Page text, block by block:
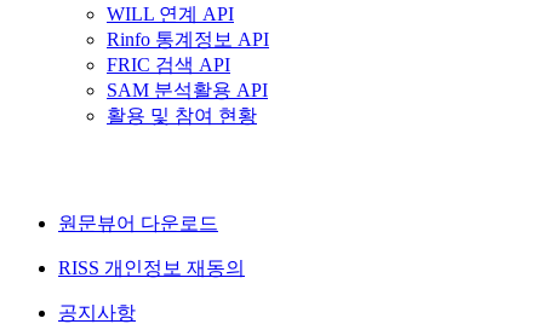
WILL 연계 API
Rinfo 통계정보 API
FRIC 검색 API
SAM 분석활용 API
활용 및 참여 현황
원문뷰어 다운로드
RISS 개인정보 재동의
공지사항